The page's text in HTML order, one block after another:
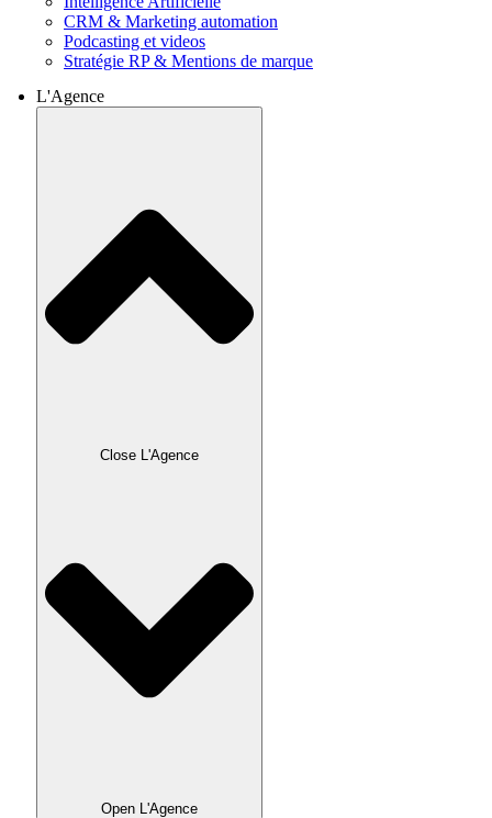
CRM & Marketing automation
Podcasting et videos
Stratégie RP & Mentions de marque
L'Agence
Close L'Agence
Open L'Agence